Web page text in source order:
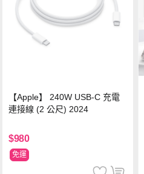
【Apple】 240W USB-C 充電
連接線 (2 公尺) 2024
$980
免運